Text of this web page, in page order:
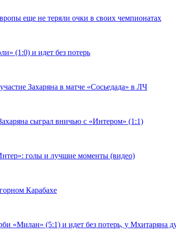
еще не теряли очки в своих чемпионатах
(1:0) и идет без потерь
Захаряна в матче «Сосьедада» в ЛЧ
сыграл вничью с «Интером» (1:1)
голы и лучшие моменты (видео)
Карабахе
«Милан» (5:1) и идет без потерь, у Мхитаряна